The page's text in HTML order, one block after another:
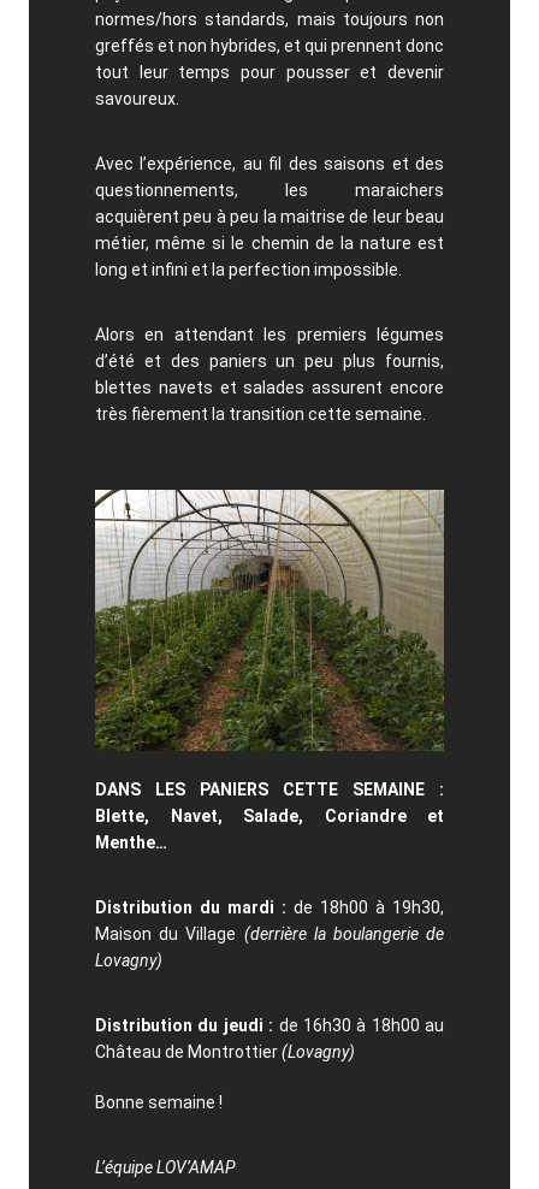
normes/hors standards, mais toujours non
greffés et non hybrides, et qui prennent donc
tout leur temps pour pousser et devenir
savoureux.
Avec l’expérience, au fil des saisons et des
questionnements, les maraichers
acquièrent peu à peu la maitrise de leur beau
métier, même si le chemin de la nature est
long et infini et la perfection impossible.
Alorsen attendant les premiers légumes
d’été et des paniers un peu plus fournis,
blettes navets et salades assurent encore
très fièrement la transition cette semaine.
DANS LES PANIERS CETTE SEMAINE :
Blette, Navet, Salade, Coriandre et
Menthe…
Distribution du mardi : de 18h00 à 19h30,
Maison du Village (derrière la boulangerie de
Lovagny)
Distribution du jeudi : de 16h30 à 18h00 au
Château de Montrottier(Lovagny)
Bonne semaine !
L’équipe LOV’AMAP